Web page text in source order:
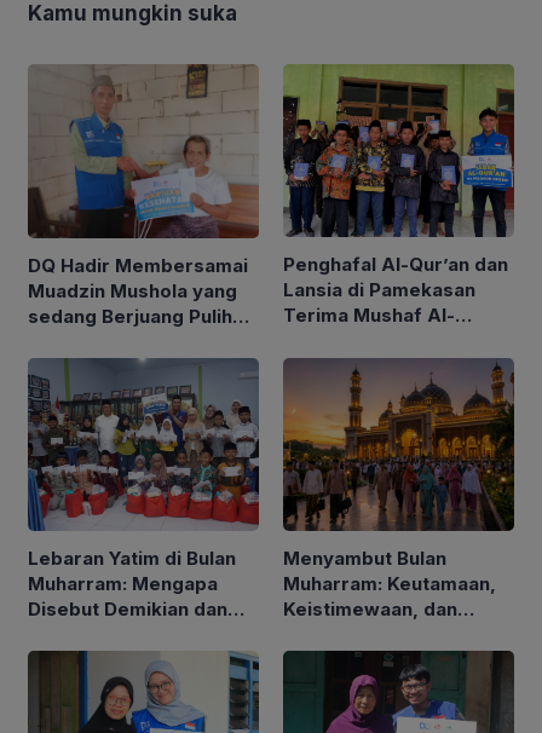
Kamu mungkin suka
DQ Hadir Membersamai
Muadzin Mushola yang
sedang Berjuang Pulih
Penghafal Al-Qur’an dan
Lansia di Pamekasan
Terima Mushaf Al-
Lebaran Yatim di Bulan
Muharram: Mengapa
Disebut Demikian dan
Menyambut Bulan
Muharram: Keutamaan,
Keistimewaan, dan
bagi Umat Islam